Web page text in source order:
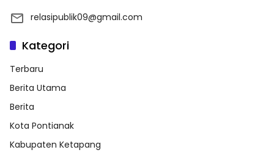
relasipublik09@gmail.com
Kategori
Terbaru
Berita Utama
Berita
Kota Pontianak
Kabupaten Ketapang